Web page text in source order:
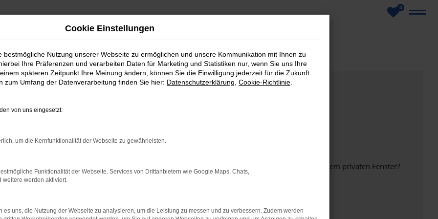
0
bestimmter Seiten verhindern. Funktioniert die Seite in einem anderen Browser oder in einem privaten Fenster?
beheben.
auf dem neuesten Stand sind.
kann auch dazu führen, dass bestimmte Funktionen nicht mehr unterstützt werden.
Cookie Einstellungen
bestmögliche Nutzung unserer Webseite zu ermöglichen und unsere Kommunikation mit Ihnen zu
Ihre Präferenzen und verarbeiten Daten für Marketing und Statistiken nur, wenn Sie uns Ihre
späteren Zeitpunkt Ihre Meinung ändern, können Sie die Einwilligung jederzeit für die Zukunft
zum Umfang der Datenverarbeitung finden Sie hier: Datenschutzerklärung Cookie-Richtlinie
von uns eingesetzt:
um die Kernfunktionalität der Webseite zu gewährleisten.
Funktionalität der Webseite. Services von Drittanbietern wie Google Maps, Chats,
weitere werden aktiviert.
es uns, die Nutzung der Webseite zu analysieren, um die Leistung zu messen und zu verbessern. Zudem werden